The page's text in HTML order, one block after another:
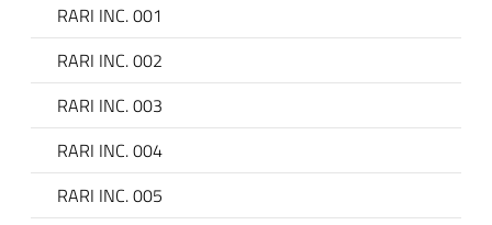
RARI INC. 001
RARI INC. 002
RARI INC. 003
RARI INC. 004
RARI INC. 005